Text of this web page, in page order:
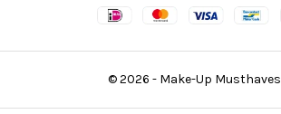
© 2026 - Make-Up Musthaves